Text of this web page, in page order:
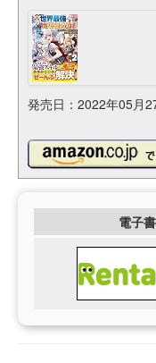
発売日：2022年05月
電子